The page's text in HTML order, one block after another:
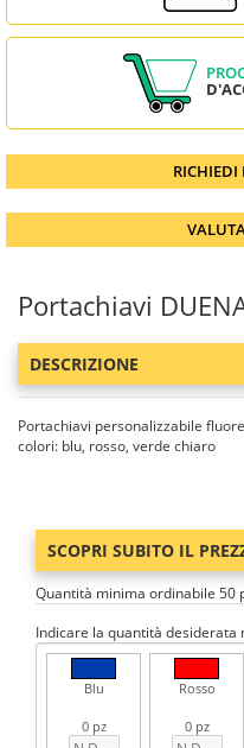
RICHIEDI
Portachiavi
DESCRIZIONE
Portachiavi personalizzabile
colori: blu, rosso, verde chiaro
SCOPRI SUBITO IL
Quantità minima ordinabile 50
Indicare la quantità desiderata
Blu
0 pz
Rosso
0 pz